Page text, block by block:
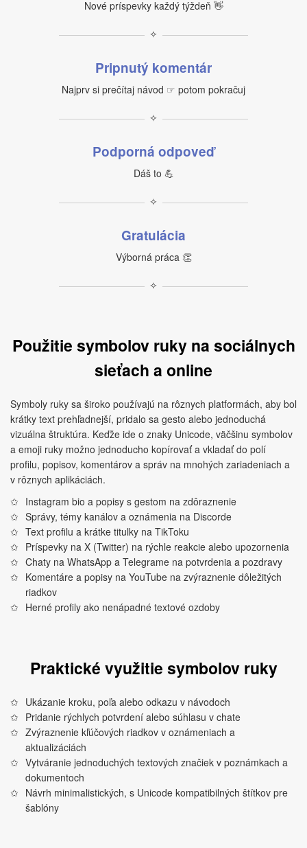
Nové príspevky každý týždeň 👋
✧
Pripnutý komentár
Najprv si prečítaj návod ☞ potom pokračuj
✧
Podporná odpoveď
Dáš to 💪
✧
Gratulácia
Výborná práca 👏
✧
Použitie symbolov ruky na sociálnych
sieťach a online
Symboly ruky sa široko používajú na rôznych platformách, aby bol
krátky text prehľadnejší, pridalo sa gesto alebo jednoduchá
vizuálna štruktúra. Keďže ide o znaky Unicode, väčšinu symbolov
a emoji ruky možno jednoducho kopírovať a vkladať do polí
profilu, popisov, komentárov a správ na mnohých zariadeniach a
v rôznych aplikáciách.
Instagram bio a popisy s gestom na zdôraznenie
Správy, témy kanálov a oznámenia na Discorde
Text profilu a krátke titulky na TikToku
Príspevky na X (Twitter) na rýchle reakcie alebo upozornenia
Chaty na WhatsApp a Telegrame na potvrdenia a pozdravy
Komentáre a popisy na YouTube na zvýraznenie dôležitých
riadkov
Herné profily ako nenápadné textové ozdoby
Praktické využitie symbolov ruky
Ukázanie kroku, poľa alebo odkazu v návodoch
Pridanie rýchlych potvrdení alebo súhlasu v chate
Zvýraznenie kľúčových riadkov v oznámeniach a
aktualizáciách
Vytváranie jednoduchých textových značiek v poznámkach a
dokumentoch
Návrh minimalistických, s Unicode kompatibilných štítkov pre
šablóny